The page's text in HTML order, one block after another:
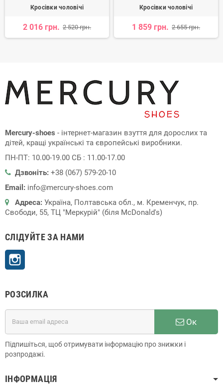
Кросівки чоловічі
2 016 грн. 2 520 грн.
Кросівки чоловічі
1 859 грн. 2 655 грн.
Mercury-shoes - інтернет-магазин взуття для дорослих та
дітей, кращі українські та європейські виробники.
ПН-ПТ: 10.00-19.00 СБ : 11.00-17.00
Дзвоніть: +38 (067) 579-20-10
Email: info@mercury-shoes.com
Адреса: Україна, Полтавська обл., м. Кременчук, пр.
Свободи, 55, ТЦ "Меркурій" (біля McDonald's)
СЛІДУЙТЕ ЗА НАМИ
РОЗСИЛКА
Ок
Підпишіться, щоб отримувати інформацію про знижки і
розпродажі.
ІНФОРМАЦІЯ